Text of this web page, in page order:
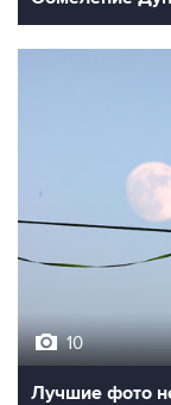
Лучшие фото